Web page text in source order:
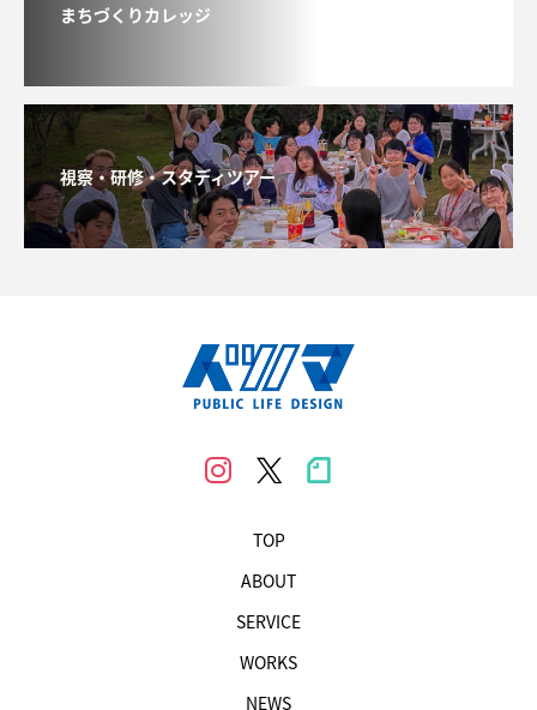
まちづくりカレッジ
視察・研修・スタディツアー
TOP
ABOUT
SERVICE
WORKS
NEWS